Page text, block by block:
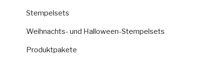
Stempelsets
Weihnachts- und Halloween-Stempelsets
Produktpakete